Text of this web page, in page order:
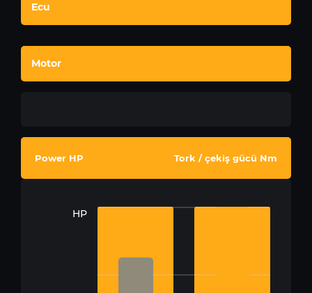
Ecu
Motor
Power HP Tork / çekiş gücü Nm
HP